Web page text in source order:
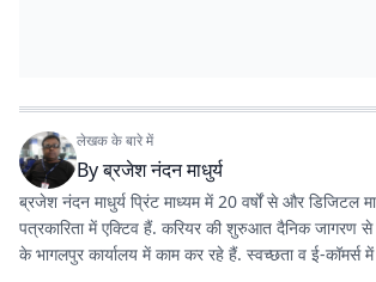
लेखक के बारे में
Byब्रजेश नंदन माधुर्य
ब्रजेश नंदन माधुर्य प्रिंट माध्यम में 20 वर्षों से और डिजिटल
पत्रकारिता में एक्टिव हैं. करियर की शुरुआत दैनिक जागरण
के भागलपुर कार्यालय में काम कर रहे हैं. स्वच्छता व ई-कॉमर्स